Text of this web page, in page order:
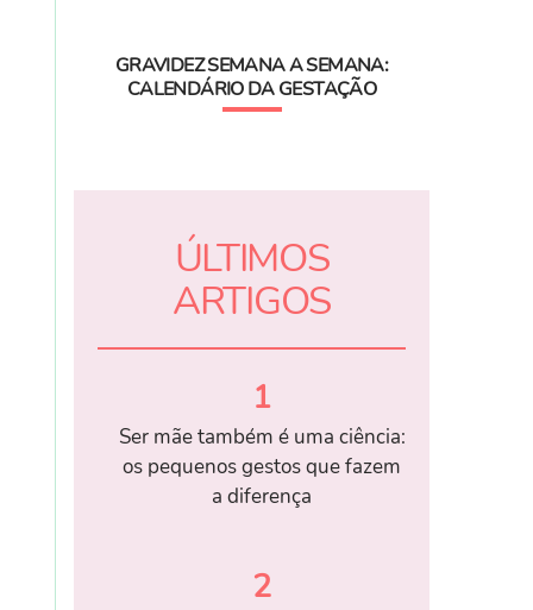
GRAVIDEZ SEMANA A SEMANA:
CALENDÁRIO DA GESTAÇÃO
ÚLTIMOS
ARTIGOS
1
Ser mãe também é uma ciência:
os pequenos gestos que fazem
a diferença
2